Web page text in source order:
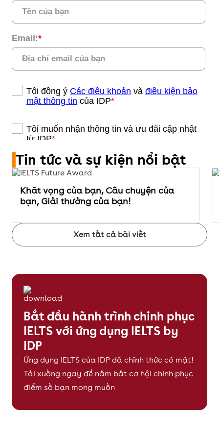
Tin tức và sự kiện nổi bật
Xem tất cả bài viết
Khát vọng của bạn, Câu chuyện của
bạn, Giải thưởng của bạn!
Bắt đầu hành trình chinh phục
IELTS với ứng dụng IELTS by
IDP
Ứng dụng IELTS của IDP đã chính thức có mặt!
Tải xuống ngay để nắm bắt cơ hội chinh phục
điểm số bạn mong muốn